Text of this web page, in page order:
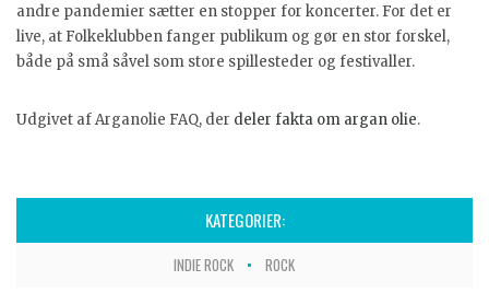
andre pandemier sætter en stopper for koncerter. For det er
live, at Folkeklubben fanger publikum og gør en stor forskel,
både på små såvel som store spillesteder og festivaller.
Udgivet af Arganolie FAQ, der deler fakta om argan olie.
KATEGORIER:
INDIE ROCK ROCK